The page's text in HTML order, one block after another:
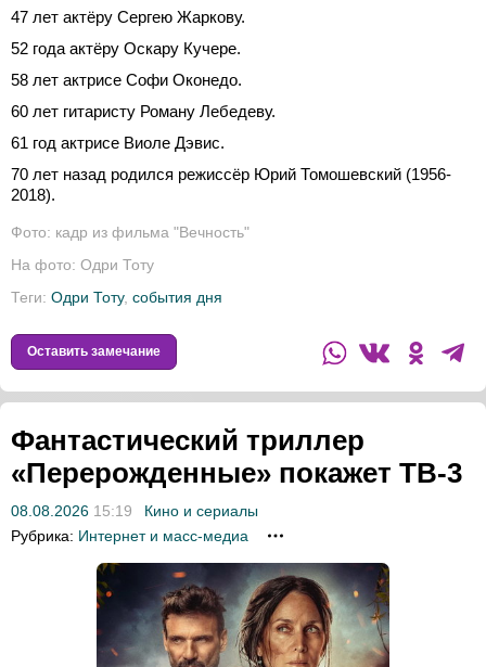
47 лет актёру Сергею Жаркову.
52 года актёру Оскару Кучере.
58 лет актрисе Софи Оконедо.
60 лет гитаристу Роману Лебедеву.
61 год актрисе Виоле Дэвис.
70 лет назад родился режиссёр Юрий Томошевский (1956-
2018).
Фото: кадр из фильма "Вечность"
На фото: Одри Тоту
Теги: Одри Тоту, события дня
Оставить замечание
Фантастический триллер
«Перерожденные» покажет ТВ-3
08.08.2026 15:19
Кино и сериалы
Рубрика: Интернет и масс-медиа